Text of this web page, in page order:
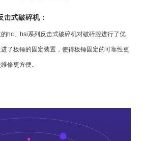
破碎机：
hsi系列反击式破碎机对破碎腔进行了优
了板锤的固定装置，使得板锤固定的可靠性更
修更方便。